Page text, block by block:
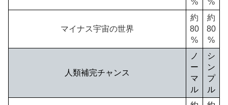
マイナス宇宙の世界
約
80
%
約
80
%
人類補完チャンス
ノ
ー
マ
ル
シ
ン
プ
ル